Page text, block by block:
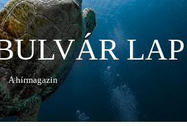
LAP
A hírmagazin